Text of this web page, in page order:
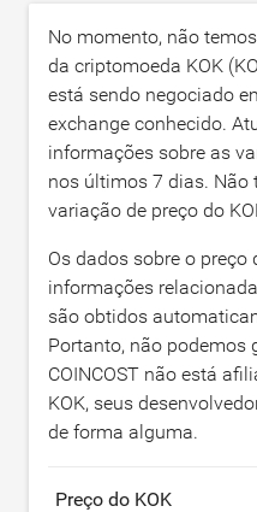
No momento, não
da criptomoeda KOK
está sendo negociado
exchange conhecido.
informações sobre as
nos últimos 7 dias. Não
variação de preço do
Os dados sobre o preço
informações
são obtidos
Portanto, não podemos
COINCOST não está
KOK, seus
de forma alguma.
Preço do KOK